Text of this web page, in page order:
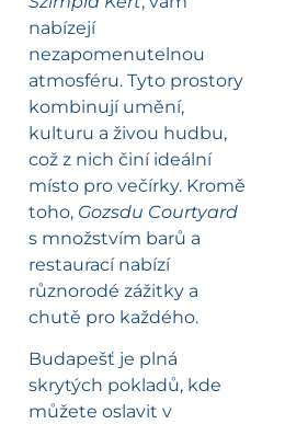
nabízejí
nezapomenutelnou
atmosféru. Tyto prostory
kombinují umění,
kulturu a živou hudbu,
což z nich činí ideální
místo pro večírky. Kromě
toho, Gozsdu Courtyard
s množstvím barů a
restaurací nabízí
různorodé zážitky a
chutě pro každého.
Budapešť je plná
skrytých pokladů, kde
můžete oslavit v